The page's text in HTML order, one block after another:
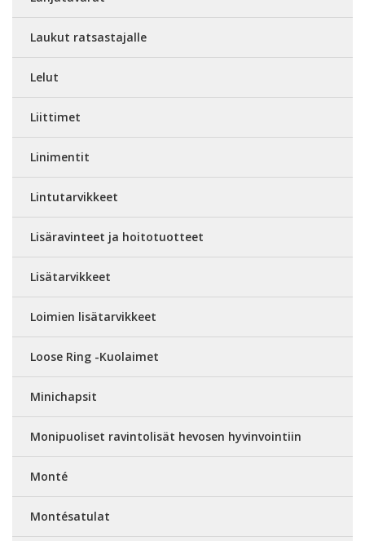
Laukut ratsastajalle
Lelut
Liittimet
Linimentit
Lintutarvikkeet
Lisäravinteet ja hoitotuotteet
Lisätarvikkeet
Loimien lisätarvikkeet
Loose Ring -Kuolaimet
Minichapsit
Monipuoliset ravintolisät hevosen hyvinvointiin
Monté
Montésatulat